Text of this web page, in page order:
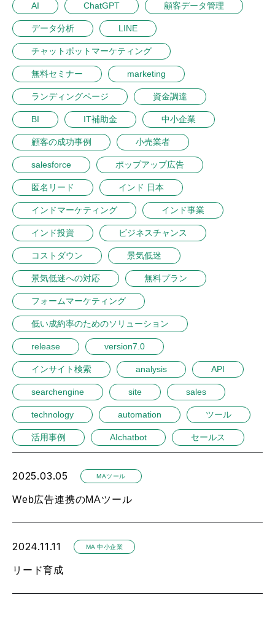
AI ChatGPT 顧客データ管理
データ分析 LINE
チャットボットマーケティング
無料セミナー marketing
ランディングページ 資金調達
BI IT補助金 中小企業
顧客の成功事例 小売業者
salesforce ポップアップ広告
匿名リード インド 日本
インドマーケティング インド事業
インド投資 ビジネスチャンス
コストダウン 景気低迷
景気低迷への対応 無料プラン
フォームマーケティング
低い成約率のためのソリューション
release version7.0
インサイト検索 analysis API
searchengine site sales
technology automation ツール
活用事例 AIchatbot セールス
2025.03.05 MAツール
Web広告連携のMAツール
2024.11.11 MA 中小企業
リード育成